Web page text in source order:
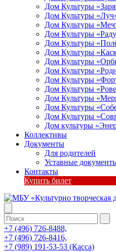
Дом Культуры
Дом Культуры
Дом Культуры
Дом Культуры
Дом Культуры
Дом Культуры
Дом Культуры
Дом Культуры
Дом Культуры
Дом Культуры
Дом Культуры
Дом Культуры
Дом Культуры
Дом культуры
Коллективы
Документы
Для родителей
Уставные
Контакты
Купить билет
+7 (496) 726-8488,
+7 (496) 726-8416,
+7 (989) 191-53-53 (Касса)